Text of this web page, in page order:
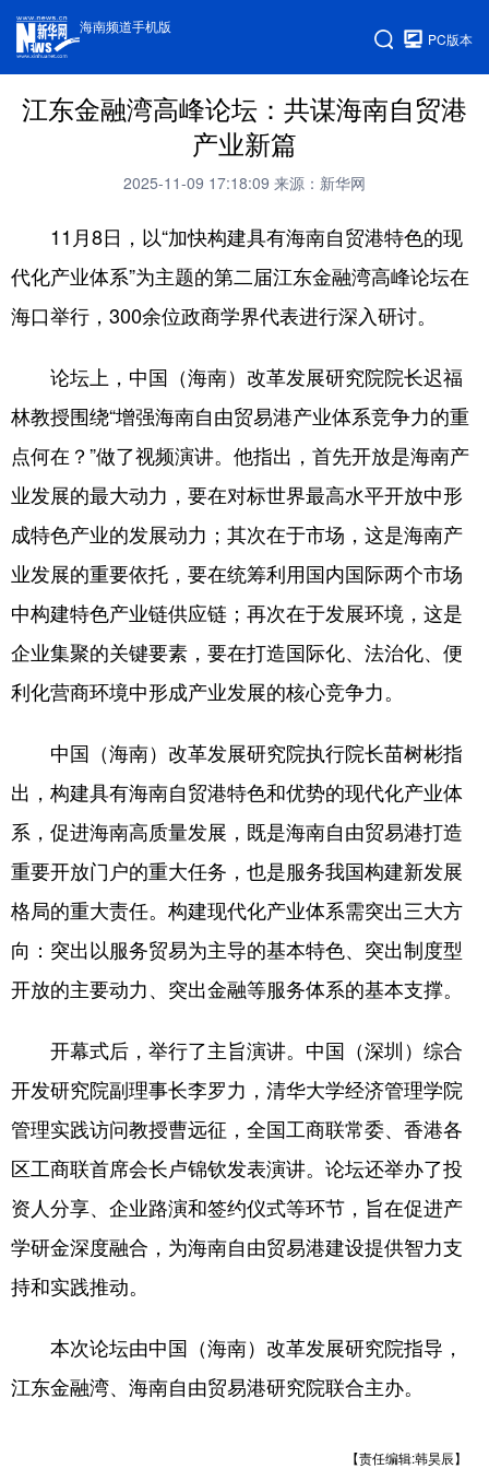
海南频道手机版
PC版本
江东金融湾高峰论坛：共谋海南自贸港
产业新篇
2025-11-09 17:18:09 来源：新华网
11月8日，以“加快构建具有海南自贸港特色的现
代化产业体系”为主题的第二届江东金融湾高峰论坛在
海口举行，300余位政商学界代表进行深入研讨。
论坛上，中国（海南）改革发展研究院院长迟福
林教授围绕“增强海南自由贸易港产业体系竞争力的重
点何在？”做了视频演讲。他指出，首先开放是海南产
业发展的最大动力，要在对标世界最高水平开放中形
成特色产业的发展动力；其次在于市场，这是海南产
业发展的重要依托，要在统筹利用国内国际两个市场
中构建特色产业链供应链；再次在于发展环境，这是
企业集聚的关键要素，要在打造国际化、法治化、便
利化营商环境中形成产业发展的核心竞争力。
中国（海南）改革发展研究院执行院长苗树彬指
出，构建具有海南自贸港特色和优势的现代化产业体
系，促进海南高质量发展，既是海南自由贸易港打造
重要开放门户的重大任务，也是服务我国构建新发展
格局的重大责任。构建现代化产业体系需突出三大方
向：突出以服务贸易为主导的基本特色、突出制度型
开放的主要动力、突出金融等服务体系的基本支撑。
开幕式后，举行了主旨演讲。中国（深圳）综合
开发研究院副理事长李罗力，清华大学经济管理学院
管理实践访问教授曹远征，全国工商联常委、香港各
区工商联首席会长卢锦钦发表演讲。论坛还举办了投
资人分享、企业路演和签约仪式等环节，旨在促进产
学研金深度融合，为海南自由贸易港建设提供智力支
持和实践推动。
本次论坛由中国（海南）改革发展研究院指导，
江东金融湾、海南自由贸易港研究院联合主办。
【责任编辑:韩昊辰】